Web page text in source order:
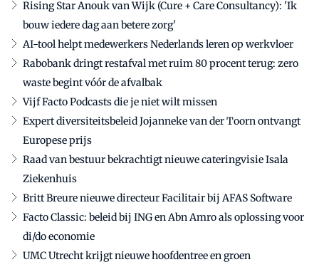
Rising Star Anouk van Wijk (Cure + Care Consultancy): 'Ik
bouw iedere dag aan betere zorg'
AI-tool helpt medewerkers Nederlands leren op werkvloer
Rabobank dringt restafval met ruim 80 procent terug: zero
waste begint vóór de afvalbak
Vijf Facto Podcasts die je niet wilt missen
Expert diversiteitsbeleid Jojanneke van der Toorn ontvangt
Europese prijs
Raad van bestuur bekrachtigt nieuwe cateringvisie Isala
Ziekenhuis
Britt Breure nieuwe directeur Facilitair bij AFAS Software
Facto Classic: beleid bij ING en Abn Amro als oplossing voor
di/do economie
UMC Utrecht krijgt nieuwe hoofdentree en groen